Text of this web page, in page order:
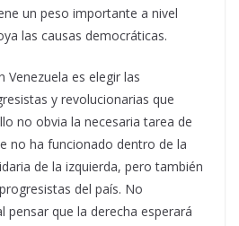
un peso importante a nivel
las causas democráticas.
Venezuela es elegir las
y revolucionarias que
no obvia la necesaria tarea de
no ha funcionado dentro de la
de la izquierda, pero también
del país. No
que la derecha esperará